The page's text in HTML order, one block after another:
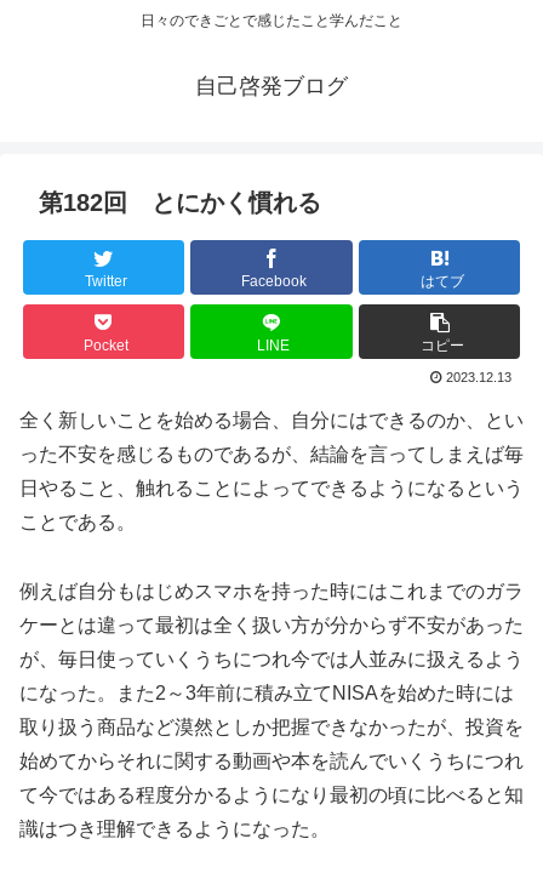
日々のできごとで感じたこと学んだこと
自己啓発ブログ
第182回 とにかく慣れる
Twitter Facebook はてブ
Pocket LINE コピー
2023.12.13
全く新しいことを始める場合、自分にはできるのか、とい
った不安を感じるものであるが、結論を言ってしまえば毎
日やること、触れることによってできるようになるという
ことである。
例えば自分もはじめスマホを持った時にはこれまでのガラ
ケーとは違って最初は全く扱い方が分からず不安があった
が、毎日使っていくうちにつれ今では人並みに扱えるよう
になった。また2～3年前に積み立てNISAを始めた時には
取り扱う商品など漠然としか把握できなかったが、投資を
始めてからそれに関する動画や本を読んでいくうちにつれ
て今ではある程度分かるようになり最初の頃に比べると知
識はつき理解できるようになった。